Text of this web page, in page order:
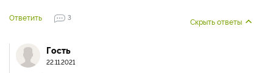
Ответить 3 Скрыть ответы
Гость
22.11.2021